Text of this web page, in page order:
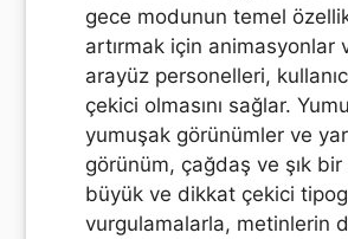
gece modunun temel
artırmak için animasyonlar
arayüz personelleri,
çekici olmasını sağlar.
yumuşak görünümler ve
görünüm, çağdaş ve şık
büyük ve dikkat çekici
vurgulamalarla, metinlerin